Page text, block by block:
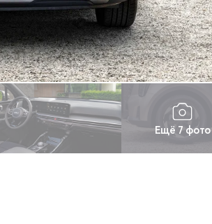
Ещё 7 фото